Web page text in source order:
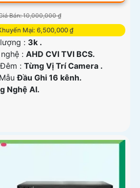
Bán: 10,000,000 ₫
Mại: 6,500,000 ₫
: 3k .
: AHD CVI TVI BCS.
: Từng Vị Trí Camera .
Đầu Ghi 16 kênh.
Nghệ AI.